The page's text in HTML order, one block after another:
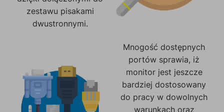
zestawu pisakami
dwustronnymi.
Mnogość dostępnych
portów sprawia, iż
monitor jest jeszcze
bardziej dostosowany
do pracy w dowolnych
warunkach oraz